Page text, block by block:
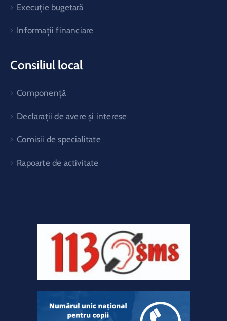
Execuție bugetară
Informații financiare
Consiliul local
Componență
Declarații de avere și interese
Comisii de specialitate
Rapoarte de activitate